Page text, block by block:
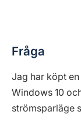
Fråga
Jag har köpt
Windows 10
strömsparläge